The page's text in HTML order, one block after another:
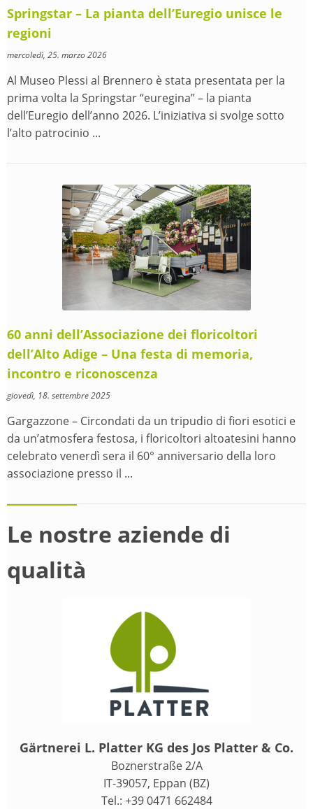
Springstar – La pianta dell’Euregio unisce le
regioni
mercoledì, 25. marzo 2026
Al Museo Plessi al Brennero è stata presentata per la
prima volta la Springstar “euregina” – la pianta
dell’Euregio dell’anno 2026. L’iniziativa si svolge sotto
l’alto patrocinio ...
60 anni dell’Associazione dei floricoltori
dell’Alto Adige – Una festa di memoria,
incontro e riconoscenza
giovedì, 18. settembre 2025
Gargazzone – Circondati da un tripudio di fiori esotici e
da un’atmosfera festosa, i floricoltori altoatesini hanno
celebrato venerdì sera il 60° anniversario della loro
associazione presso il ...
Le nostre aziende di
qualità
Gärtnerei L. Platter KG des Jos Platter & Co.
Boznerstraße 2/A
IT-39057, Eppan (BZ)
Tel.: +39 0471 662484